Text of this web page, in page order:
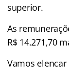
superior.
As
R$ 14.271,70
Vamos